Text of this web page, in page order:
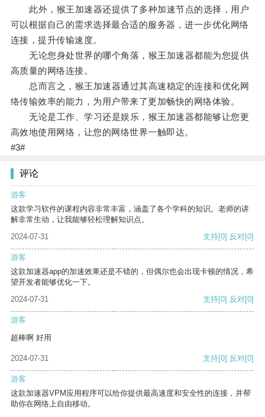
此外，猴王加速器还提供了多种加速节点的选择，用户
可以根据自己的需求选择最合适的服务器，进一步优化网络
连接，提升传输速度。
无论您身处世界的哪个角落，猴王加速器都能为您提供
高质量的网络连接。
总而言之，猴王加速器通过其高速稳定的连接和优化网
络传输效率的能力，为用户带来了更加畅快的网络体验。
无论是工作、学习还是娱乐，猴王加速器都能够让您更
高效地使用网络，让您的网络世界一触即达。
#3#
评论
游客
这款学习软件的课程内容非常丰富，涵盖了各个学科的知识。老师的讲
解非常生动，让我能够轻松理解知识点。
2024-07-31
支持[0] 反对[0]
游客
这款加速器app的加速效果还是不错的，但偶尔也会出现卡顿的情况，希
望开发者能够优化一下。
2024-07-31
支持[0] 反对[0]
游客
超棒啊 好用
2024-07-31 支持[0] 反对[0]
游客
这款加速器VPM应用程序可以给你提供最高速度和安全性的连接，并帮
助你在网络上自由移动。